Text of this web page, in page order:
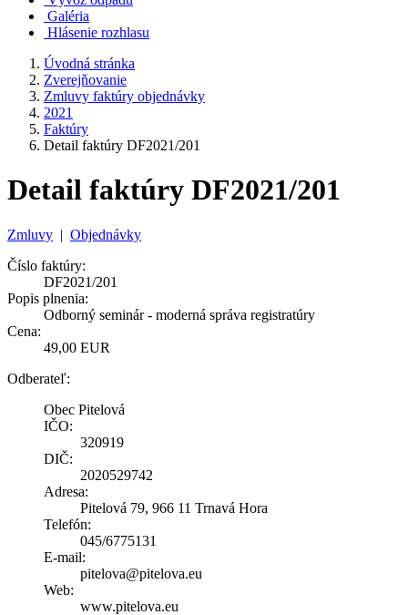
Galéria
Hlásenie rozhlasu
Úvodná stránka
Zverejňovanie
Zmluvy faktúry objednávky
2021
Faktúry
Detail faktúry DF2021/201
Detail faktúry DF2021/201
Zmluvy | Objednávky
Číslo faktúry:
DF2021/201
Popis plnenia:
Odborný seminár - moderná správa registratúry
Cena:
49,00 EUR
Odberateľ:
Obec Pitelová
IČO:
320919
DIČ:
2020529742
Adresa:
Pitelová 79, 966 11 Trnavá Hora
Telefón:
045/6775131
E-mail:
pitelova@pitelova.eu
Web:
www.pitelova.eu